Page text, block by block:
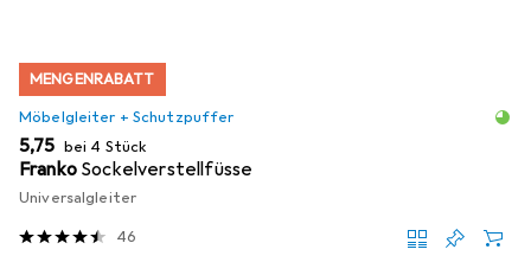
MENGENRABATT
Möbelgleiter + Schutzpuffer
EUR
5,75 bei 4 Stück
Franko Sockelverstellfüsse
Universalgleiter
46